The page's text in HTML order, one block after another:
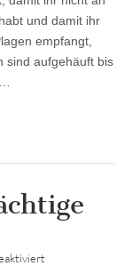
Babylon
und damit ihr
empfangt,
sind aufgehäuft bis